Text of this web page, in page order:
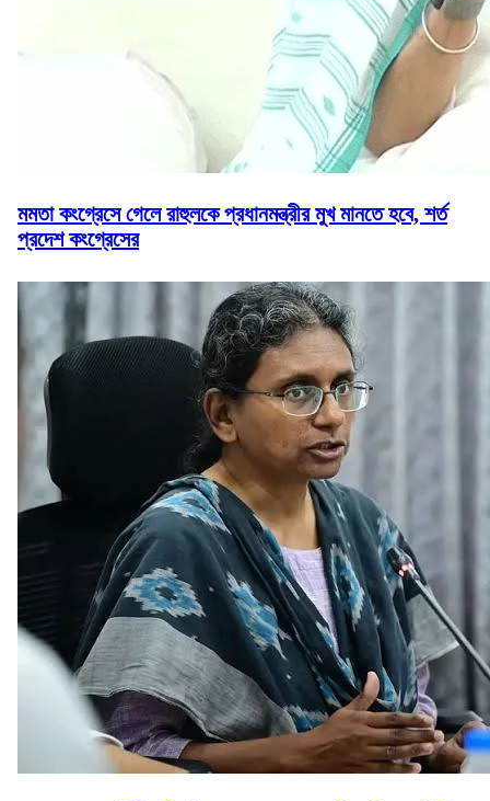
মমতা কংগ্রেসে গেলে রাহুলকে প্রধানমন্ত্রীর মুখ মানতে হবে, শর্ত
প্রদেশ কংগ্রেসের